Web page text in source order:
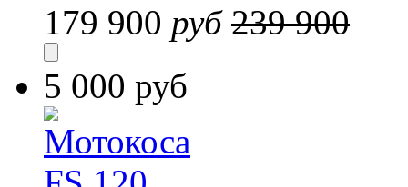
179 900 руб 239 900
5 000 руб